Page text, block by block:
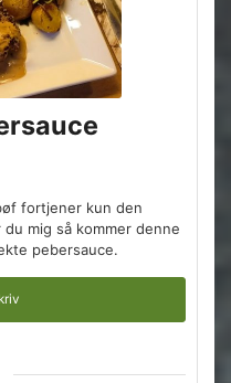
fortjener kun den
mig så kommer denne
pebersauce.